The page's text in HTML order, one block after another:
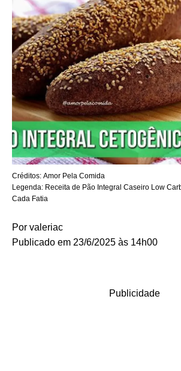
Créditos: Amor Pela Comida
Legenda: Receita de Pão Integral Caseiro Low
Cada Fatia
Por valeriac
Publicado em 23/6/2025 às 14h00
Publicidade